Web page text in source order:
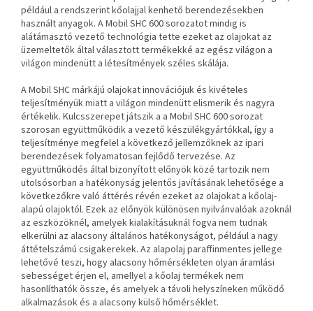
például a rendszerint kőolajjal kenhető berendezésekben
használt anyagok. A Mobil SHC 600 sorozatot mindig is
alátámasztó vezető technológia tette ezeket az olajokat az
üzemeltetők által választott termékekké az egész világon a
világon mindenütt a létesítmények széles skálája.
A Mobil SHC márkájú olajokat innovációjuk és kivételes
teljesítményük miatt a világon mindenütt elismerik és nagyra
értékelik. Kulcsszerepet játszik a a Mobil SHC 600 sorozat
szorosan együttműködik a vezető készülékgyártókkal, így a
teljesítménye megfelel a következő jellemzőknek az ipari
berendezések folyamatosan fejlődő tervezése. Az
együttműködés által bizonyított előnyök közé tartozik nem
utolsósorban a hatékonyság jelentős javításának lehetősége a
következőkre való áttérés révén ezeket az olajokat a kőolaj-
alapú olajoktól. Ezek az előnyök különösen nyilvánvalóak azoknál
az eszközöknél, amelyek kialakításuknál fogva nem tudnak
elkerülni az alacsony általános hatékonyságot, például a nagy
áttételszámú csigakerekek. Az alapolaj paraffinmentes jellege
lehetővé teszi, hogy alacsony hőmérsékleten olyan áramlási
sebességet érjen el, amellyel a kőolaj termékek nem
hasonlíthatók össze, és amelyek a távoli helyszíneken működő
alkalmazások és a alacsony külső hőmérséklet.